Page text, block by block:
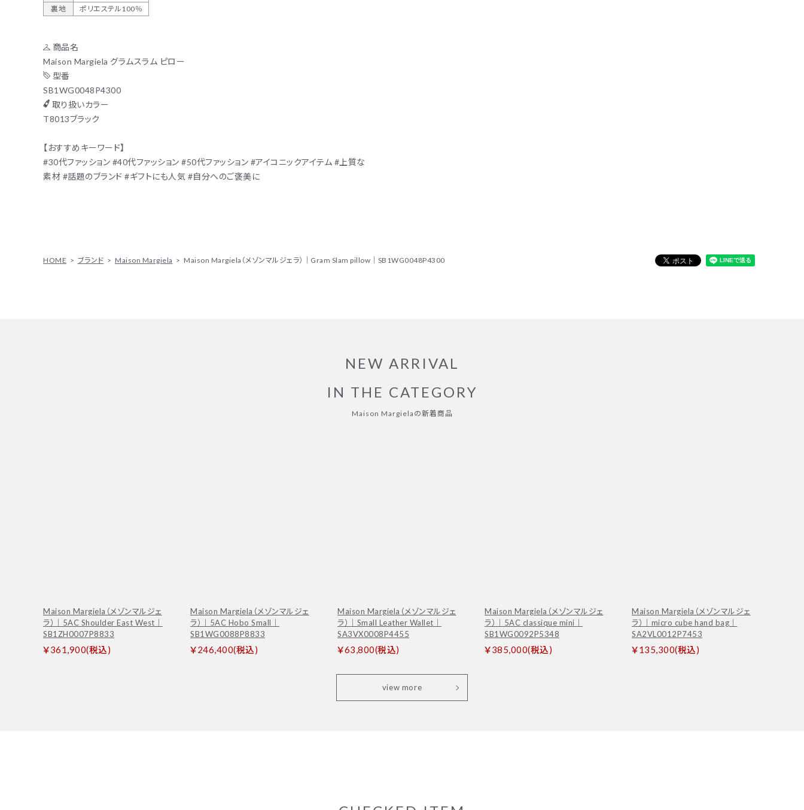
ようこそ ゲスト 様
裏地
ポリエステル100％
商品名
Maison Margiela グラムスラム ピロー
型番
SB1WG0048P4300
取り扱いカラー
T8013ブラック
【おすすめキーワード】
#30代ファッション #40代ファッション #50代ファッション #アイコニックアイテム #上質な
素材 #話題のブランド #ギフトにも人気 #自分へのご褒美に
HOME ブランド Maison Margiela Maison Margiela（メゾンマルジェラ）｜Gram Slam pillow｜SB1WG0048P4300
NEW ARRIVAL
IN THE CATEGORY
Maison Margielaの新着商品
Maison Margiela（メゾンマルジェ
ラ）｜5AC Shoulder East West｜
SB1ZH0007P8833
￥361,900(税込)
Maison Margiela（メゾンマルジェ
ラ）｜5AC Hobo Small｜
SB1WG0088P8833
￥246,400(税込)
Maison Margiela（メゾンマルジェ
ラ）｜Small Leather Wallet｜
SA3VX0008P4455
￥63,800(税込)
Maison Margiela（メゾンマルジェ
ラ）｜5AC classique mini｜
SB1WG0092P5348
￥385,000(税込)
Maison Margiela（メゾンマルジェ
ラ）｜micro cube hand bag｜
SA2VL0012P7453
￥135,300(税込)
view more